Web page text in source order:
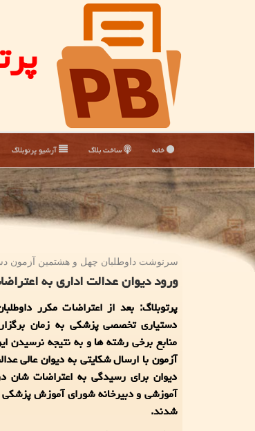
خانه ساخت بلاگ آرشیو پرتوبلاگ
سرنوشت داوطلبان چهل و هشتمین
ورود دیوان عدالت اداری به
پرتوبلاگ: بعد از اعتراضات مکرر
دستیاری تخصصی پزشکی به زمان
منابع برخی رشته ها و به نتیجه نرسیدن
آزمون با ارسال شکایتی به دیوان عالی
دیوان برای رسیدگی به اعتراضات
آموزشی و دبیرخانه شورای آموزش
شدند.